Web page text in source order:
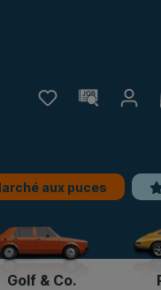
aux puces
Golf & Co.